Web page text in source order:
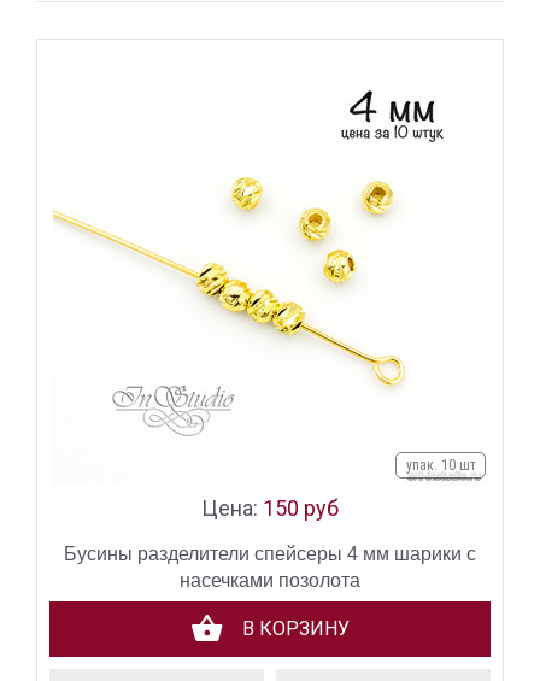
упак. 10 шт
Цена: 150 руб
Бусины разделители спейсеры 4 мм шарики с
насечками позолота
В КОРЗИНУ